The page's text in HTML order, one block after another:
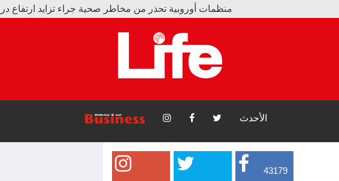
منظمات أوروبية تحذر من مخاطر صحية جراء تزايد ارتفاع درجات الحرارة
الأحدث
43179